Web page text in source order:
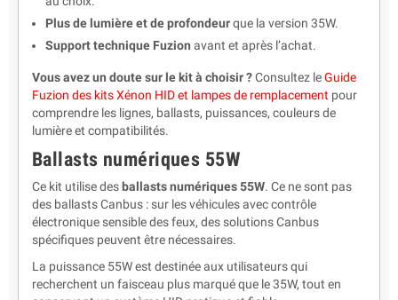
Plus de lumière et de profondeurque la version 35W.
Support technique Fuzion avant et après l’achat.
Vous avez un doute sur le kit à choisir ?Consultez leGuide
Fuzion des kits Xénon HID et lampes de remplacement pour
comprendre les lignes, ballasts, puissances, couleurs de
lumière et compatibilités.
Ballasts numériques 55W
Ce kit utilise des ballasts numériques 55W. Ce ne sont pas
des ballasts Canbus : sur les véhicules avec contrôle
électronique sensible des feux, des solutions Canbus
spécifiques peuvent être nécessaires.
La puissance 55W est destinée aux utilisateurs qui
recherchent un faisceau plus marqué que le 35W, tout en